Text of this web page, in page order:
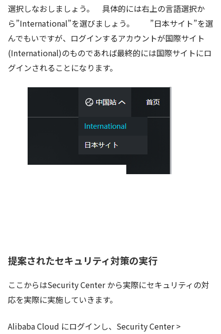
選択しなおしましょう。 具体的には右上の言語選択か
ら”International”を選びましょう。 ”日本サイト”を選
んでもいですが、ログインするアカウントが国際サイト
(International)のものであれば最終的には国際サイトにロ
グインされることになります。
提案されたセキュリティ対策の実行
ここからはSecurity Center から実際にセキュリティの対
応を実際に実施していきます。
Alibaba Cloud にログインし、Security Center >